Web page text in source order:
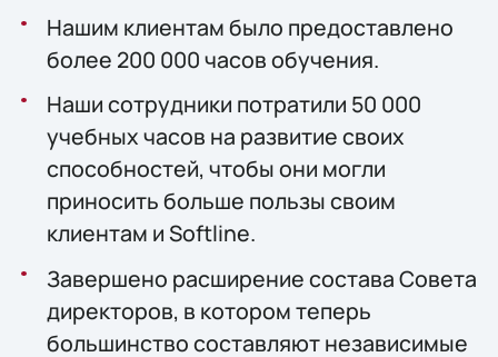
Нашим клиентам было предоставлено
более 200 000 часов обучения.
Наши сотрудники потратили 50 000
учебных часов на развитие своих
способностей, чтобы они могли
приносить больше пользы своим
клиентам и Softline.
Завершено расширение состава Совета
директоров, в котором теперь
большинство составляют независимые